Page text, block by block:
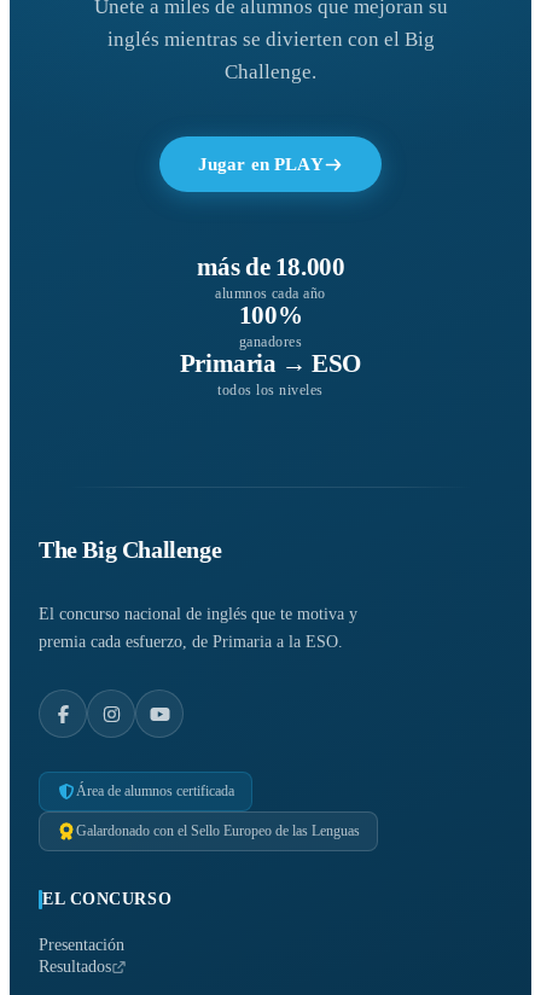
Únete a miles de alumnos que mejoran su
inglés mientras se divierten con el Big
Challenge.
Jugar en PLAY
más de 18.000
alumnos cada año
100%
ganadores
Primaria → ESO
todos los niveles
The Big Challenge
El concurso nacional de inglés que te motiva y
premia cada esfuerzo, de Primaria a la ESO.
Área de alumnos certificada
Galardonado con el Sello Europeo de las Lenguas
EL CONCURSO
Presentación
Resultados